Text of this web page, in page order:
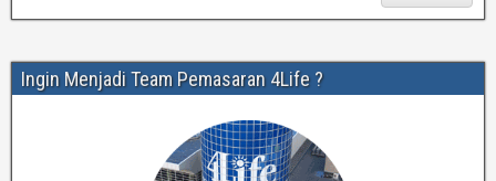
Ingin Menjadi Team Pemasaran 4Life ?